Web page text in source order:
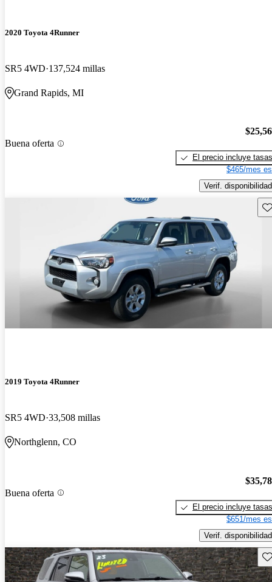
2020 Toyota 4Runner
SR5 4WD 137,524 millas
Grand Rapids, MI
Buena oferta
El precio incluye tasas
$465/mes
Verif. disponibilidad
2019 Toyota 4Runner
SR5 4WD 33,508 millas
Northglenn, CO
Buena oferta
El precio incluye tasas
$651/mes
Verif. disponibilidad